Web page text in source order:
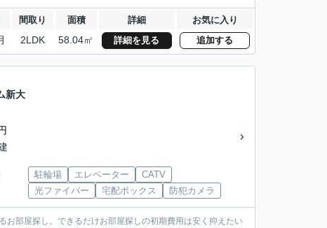
間取り 面積 詳細 お気に入り
2LDK 58.04㎡ 詳細を見る 追加する
新大
駐輪場 エレベーター
CATV
光ファイバー
宅配ボックス 防犯カメラ
部屋探し。できるだけお部屋探しの初期費用は安く抑えたい